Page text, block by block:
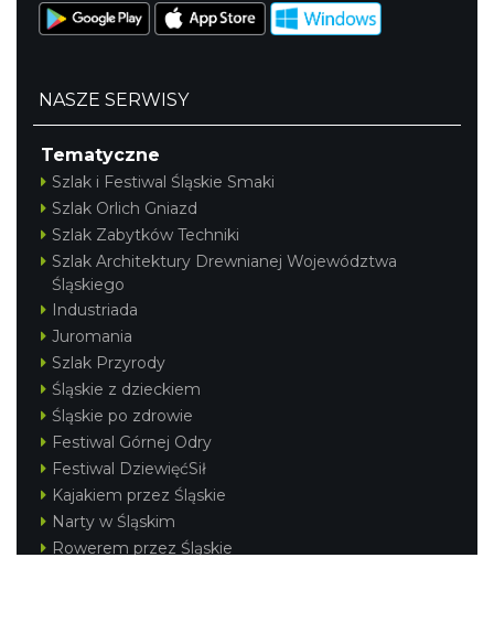
NASZE SERWISY
Tematyczne
Szlak i Festiwal Śląskie Smaki
Szlak Orlich Gniazd
Szlak Zabytków Techniki
Szlak Architektury Drewnianej Województwa
Śląskiego
Industriada
Juromania
Szlak Przyrody
Śląskie z dzieckiem
Śląskie po zdrowie
Festiwal Górnej Odry
Festiwal DziewięćSił
Kajakiem przez Śląskie
Narty w Śląskim
Rowerem przez Śląskie